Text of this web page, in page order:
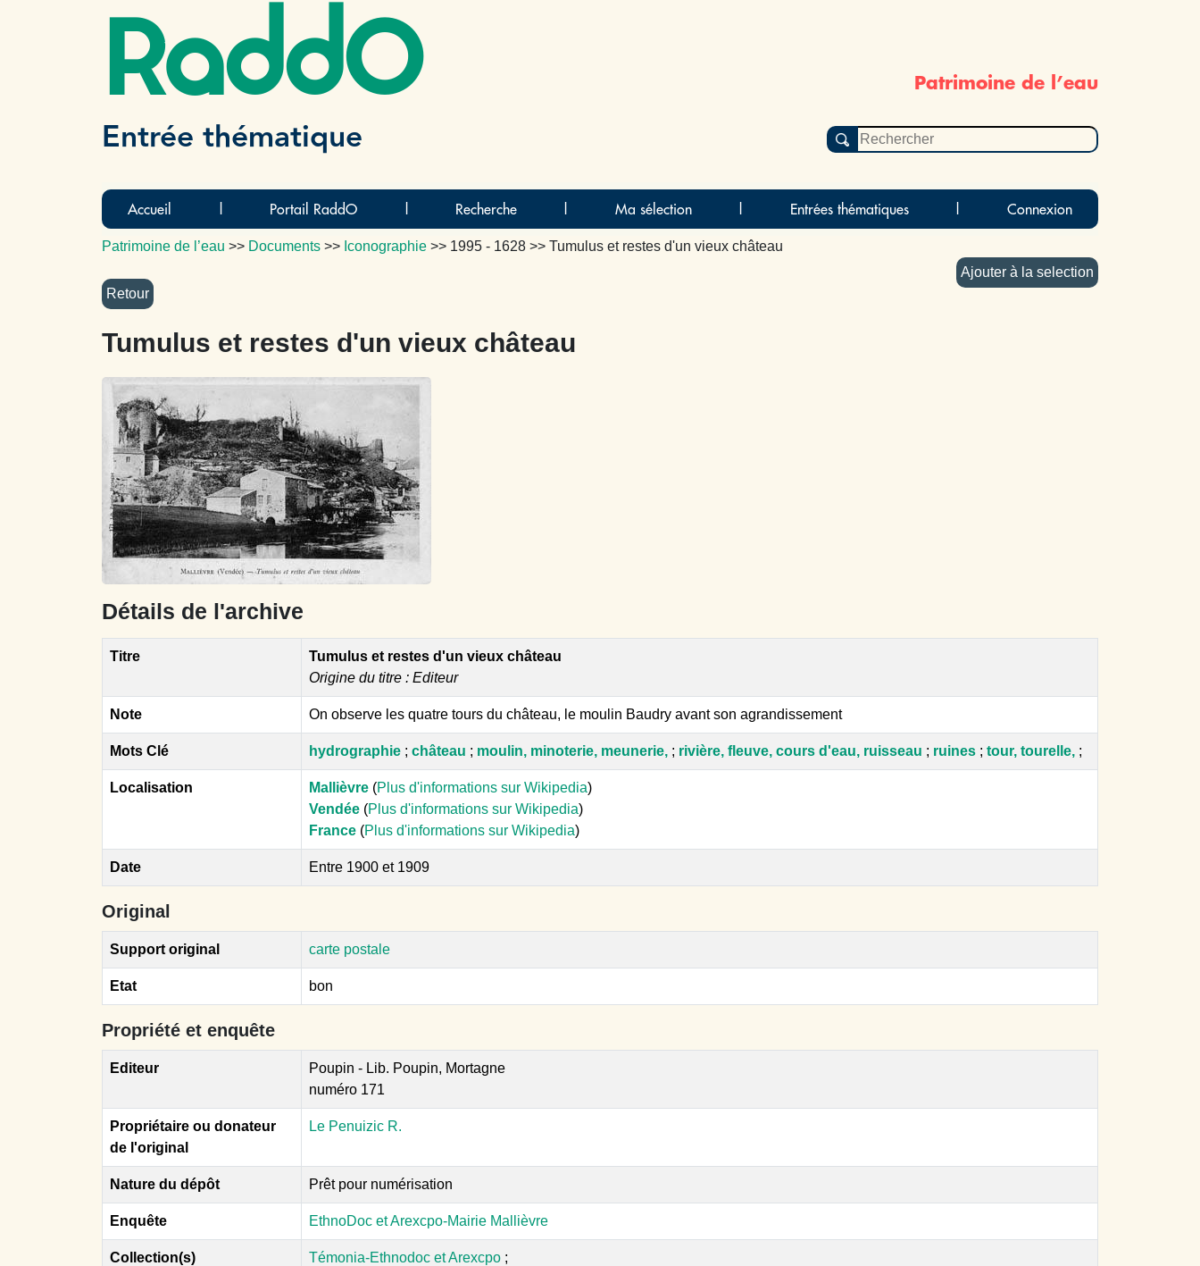
RaddO Patrimoine de l’eau
Entrée thématique
Accueil Portail RaddO Recherche Ma sélection Entrées thématiques Connexion
Patrimoine de l’eau >> Documents >> Iconographie >> 1995 - 1628 >> Tumulus et restes d'un vieux château
Ajouter à la selection
Tumulus et restes d'un vieux château
Détails de l'archive
Titre
Tumulus et restes d'un vieux château
Origine du titre : Editeur
Note On observe les quatre tours du château, le moulin Baudry avant son agrandissement
Mots Clé hydrographie ; château ; moulin, minoterie, meunerie, ; rivière, fleuve, cours d'eau, ruisseau ; ruines ; tour, tourelle, ;
Localisation Mallièvre (Plus d'informations sur Wikipedia)
Vendée (Plus d'informations sur Wikipedia)
France (Plus d'informations sur Wikipedia)
Date Entre 1900 et 1909
Original
Support original carte postale
Etat bon
Propriété et enquête
Editeur
Poupin - Lib. Poupin, Mortagne
numéro 171
Propriétaire ou donateur
de l'original
Le Penuizic R.
Nature du dépôt Prêt pour numérisation
Enquête EthnoDoc et Arexcpo-Mairie Mallièvre
Collection(s) Témonia-Ethnodoc et Arexcpo ;